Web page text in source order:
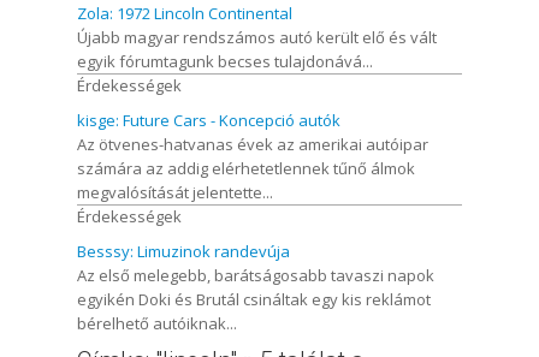
Zola: 1972 Lincoln Continental
Újabb magyar rendszámos autó került elő és vált
egyik fórumtagunk becses tulajdonává...
Érdekességek
kisge: Future Cars - Koncepció autók
Az ötvenes-hatvanas évek az amerikai autóipar
számára az addig elérhetetlennek tűnő álmok
megvalósítását jelentette...
Érdekességek
Besssy: Limuzinok randevúja
Az első melegebb, barátságosabb tavaszi napok
egyikén Doki és Brutál csináltak egy kis reklámot
bérelhető autóiknak...